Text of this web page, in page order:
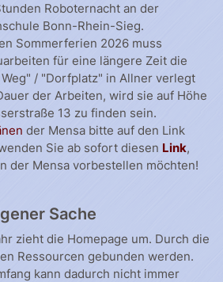
Roboternacht an der
Bonn-Rhein-Sieg.
Sommerferien 2026 muss
für eine längere Zeit die
/ "Dorfplatz" in Allner verlegt
der Arbeiten, wird sie auf Höhe
13 zu finden sein.
der Mensa bitte auf den Link
Sie ab sofort diesen Link,
der Mensa vorbestellen möchten!
Sache
zieht die Homepage um. Durch die
Ressourcen gebunden werden.
kann dadurch nicht immer